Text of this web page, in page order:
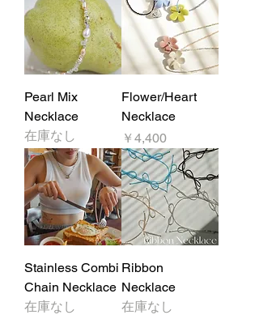
Pearl Mix
Necklace
在庫なし
Flower/Heart
Necklace
価格
￥4,400
Stainless Combi
Chain Necklace
在庫なし
Ribbon
Necklace
在庫なし